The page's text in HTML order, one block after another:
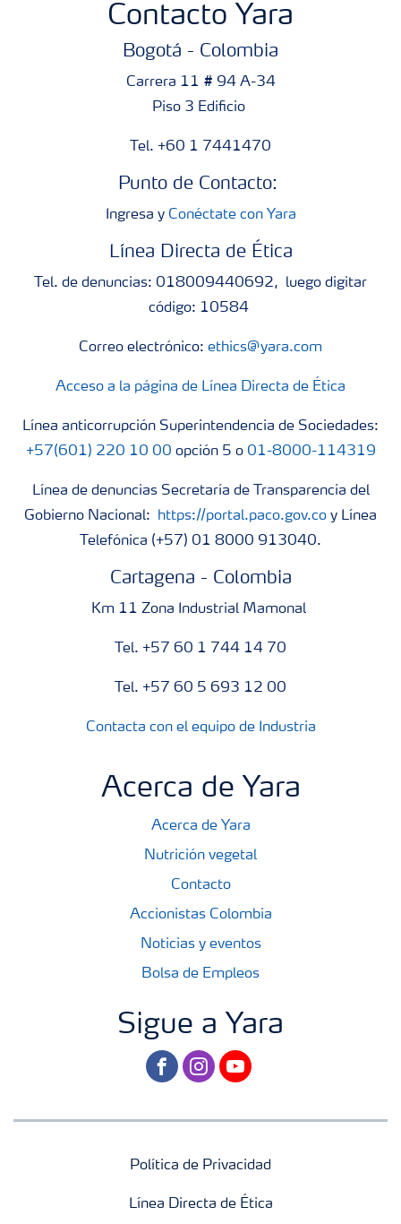
Contacto Yara
Bogotá - Colombia
Carrera 11 # 94 A-34
Piso 3 Edificio
Tel. +60 1 7441470
Punto de Contacto:
Ingresa y Conéctate con Yara
Línea Directa de Ética
Tel. de denuncias: 018009440692, luego digitar
código: 10584
Correo electrónico: ethics@yara.com
Acceso a la página de Línea Directa de Ética
Línea anticorrupción Superintendencia de Sociedades:
+57(601) 220 10 00 opción 5 o 01-8000-114319
Línea de denuncias Secretaría de Transparencia del
Gobierno Nacional:
https://portal.paco.gov.co y Línea
Telefónica (+57) 01 8000 913040.
Cartagena - Colombia
Km 11 Zona Industrial Mamonal
Tel. +57 60 1 744 14 70
Tel. +57 60 5 693 12 00
Contacta con el equipo de Industria
Acerca de Yara
Acerca de Yara
Nutrición vegetal
Contacto
Accionistas Colombia
Noticias y eventos
Bolsa de Empleos
Sigue a Yara
facebookinstagram
youtube
Política de Privacidad
Línea Directa de Ética